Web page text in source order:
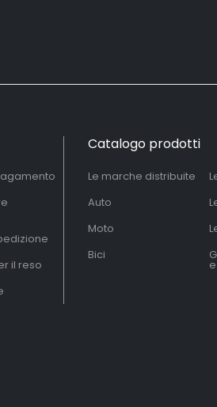
il reso
Catalogo prodotti
Le marche distribuite
Auto
Moto
Bici